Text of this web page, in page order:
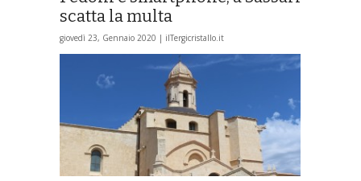
scatta la multa
giovedì 23, Gennaio 2020 | ilTergicristallo.it